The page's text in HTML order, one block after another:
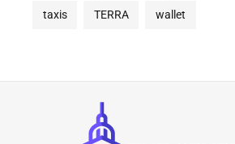
taxis TERRA wallet